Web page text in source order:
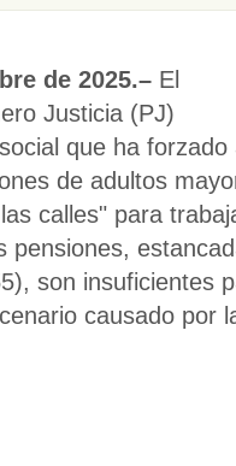
de 2025.– El
Justicia (PJ)
que ha
de adultos
calles" para
pensiones,
son insuficientes
causado por